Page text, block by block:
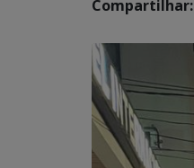
Compartilhar: